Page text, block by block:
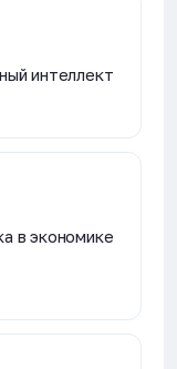
интеллект
в экономике